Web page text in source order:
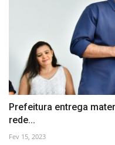
Prefeitura entrega
rede...
Fev 15, 2023